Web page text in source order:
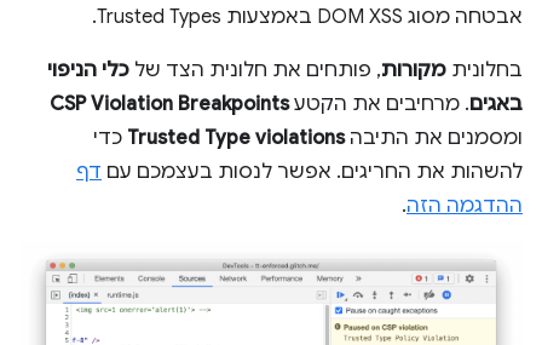
אבטחה מסוג DOM XSS באמצעות Trusted Types.
בחלונית מקורות, פותחים את חלונית הצד של כלי הניפוי
באגים. מרחיבים את הקטעCSP Violation Breakpoints
ומסמנים את התיבהTrusted Type violations כדי
להשהות את החריגים. אפשר לנסות בעצמכם עם דף
ההדגמה הזה.